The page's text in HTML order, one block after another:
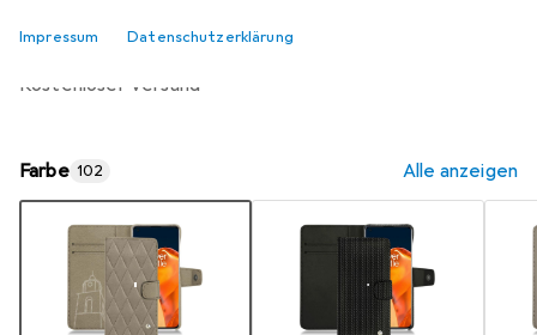
Impressum Datenschutzerklärung
kostenloser Versand
Farbe 102 Alle anzeigen